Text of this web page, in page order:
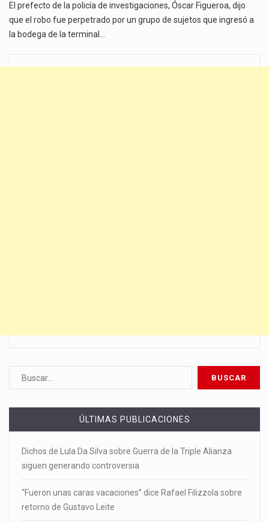
El prefecto de la policía de investigaciones, Óscar Figueroa, dijo
que el robo fue perpetrado por un grupo de sujetos que ingresó a
la bodega de la terminal…
ÚLTIMAS PUBLICACIONES
Dichos de Lula Da Silva sobre Guerra de la Triple Alianza
siguen generando controversia
“Fueron unas caras vacaciones” dice Rafael Filizzola sobre
retorno de Gustavo Leite